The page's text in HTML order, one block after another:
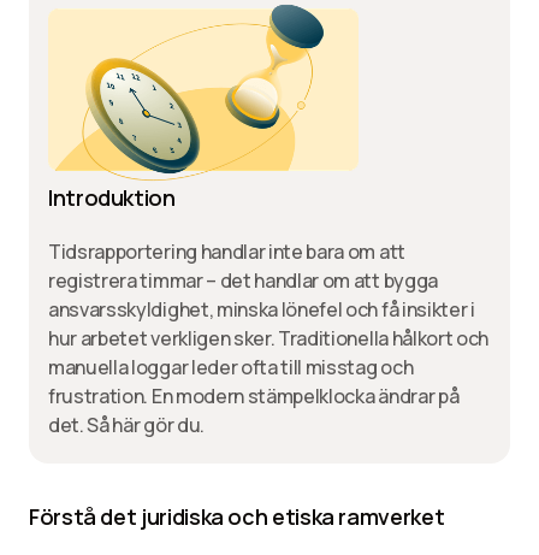
Introduktion
Tidsrapportering handlar inte bara om att
registrera timmar – det handlar om att bygga
ansvarsskyldighet, minska lönefel och få insikter i
hur arbetet verkligen sker. Traditionella hålkort och
manuella loggar leder ofta till misstag och
frustration. En modern stämpelklocka ändrar på
det. Så här gör du.
Förstå det juridiska och etiska ramverket